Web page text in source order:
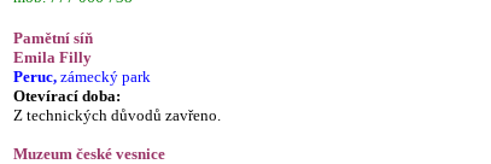
Pamětní síň
Emila Filly
Peruc, zámecký park
Otevírací doba:
Z technických důvodů zavřeno.
Muzeum české vesnice